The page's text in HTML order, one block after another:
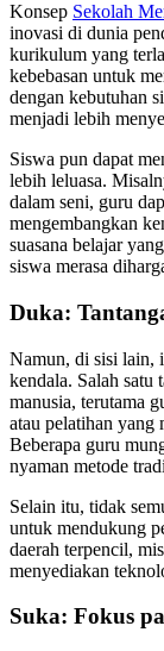
Konsep Sekolah
inovasi di dunia
kurikulum yang
kebebasan untuk
dengan kebutuhan
menjadi lebih
Siswa pun dapat
lebih leluasa.
dalam seni, guru
mengembangkan
suasana belajar
siswa merasa
Duka:
Namun, di sisi lain,
kendala. Salah satu
manusia, terutama
atau pelatihan yang
Beberapa guru
nyaman metode
Selain itu, tidak
untuk mendukung
daerah terpencil,
menyediakan
Suka: Fokus